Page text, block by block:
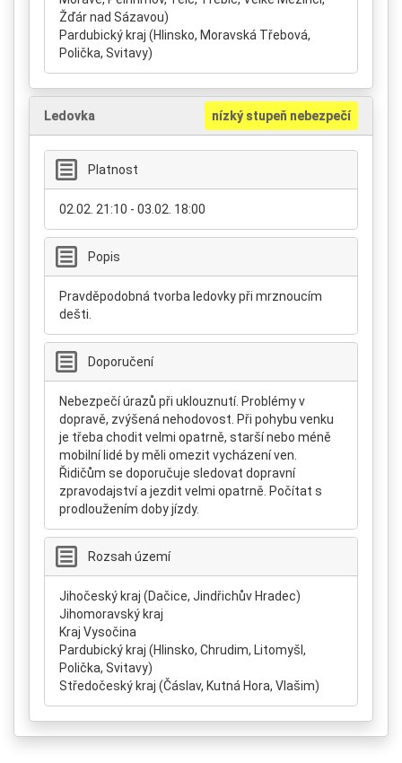
Žďár nad Sázavou)
Pardubický kraj (Hlinsko, Moravská Třebová,
Polička, Svitavy)
Ledovka nízký stupeň nebezpečí
Platnost
02.02. 21:10 - 03.02. 18:00
Popis
Pravděpodobná tvorba ledovky při mrznoucím
dešti.
Doporučení
Nebezpečí úrazů při uklouznutí. Problémy v
dopravě, zvýšená nehodovost. Při pohybu venku
je třeba chodit velmi opatrně, starší nebo méně
mobilní lidé by měli omezit vycházení ven.
Řidičům se doporučuje sledovat dopravní
zpravodajství a jezdit velmi opatrně. Počítat s
prodloužením doby jízdy.
Rozsah území
Jihočeský kraj (Dačice, Jindřichův Hradec)
Jihomoravský kraj
Kraj Vysočina
Pardubický kraj (Hlinsko, Chrudim, Litomyšl,
Polička, Svitavy)
Středočeský kraj (Čáslav, Kutná Hora, Vlašim)